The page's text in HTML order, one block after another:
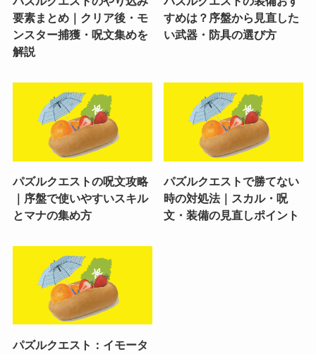
要素まとめ｜クリア後・モ
ンスター捕獲・呪文集めを
解説
すめは？序盤から見直した
い武器・防具の選び方
パズルクエストの呪文攻略
｜序盤で使いやすいスキル
とマナの集め方
パズルクエストで勝てない
時の対処法｜スカル・呪
文・装備の見直しポイント
パズルクエスト：イモータ